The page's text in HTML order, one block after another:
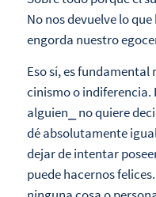
No nos devuelve lo
engorda nuestro
Eso sí, es
cinismo o indiferencia.
alguien⎯ no quiere
dé absolutamente
dejar de intentar
puede hacernos